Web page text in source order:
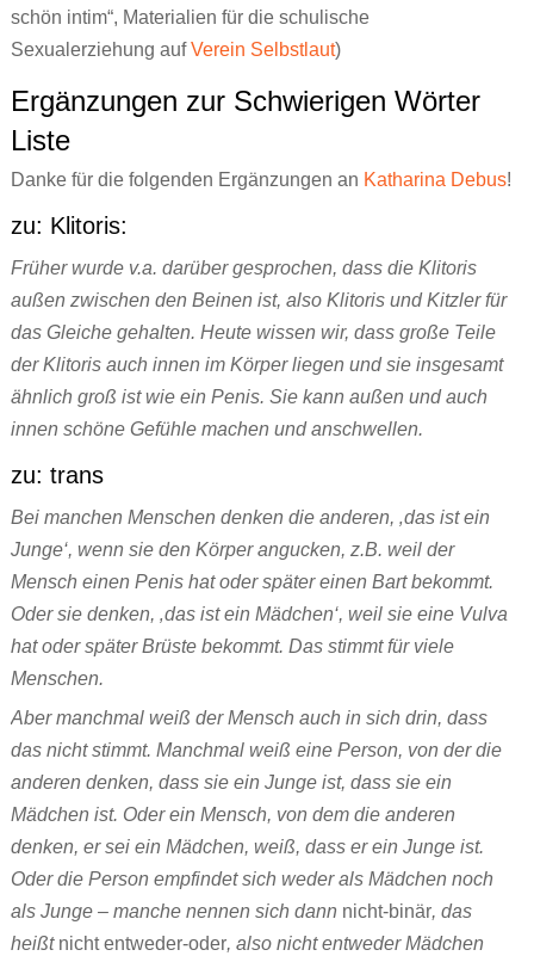
schön intim“, Materialien für die schulische
Sexualerziehung aufVerein Selbstlaut)
Ergänzungen zur Schwierigen Wörter
Liste
Danke für die folgenden Ergänzungen an Katharina Debus!
zu: Klitoris:
Früher wurde v.a. darüber gesprochen, dass die Klitoris
außen zwischen den Beinen ist, also Klitoris und Kitzler für
das Gleiche gehalten. Heute wissen wir, dass große Teile
der Klitoris auch innen im Körper liegen und sie insgesamt
ähnlich groß ist wie ein Penis. Sie kann außen und auch
innen schöne Gefühle machen und anschwellen.
zu: trans
Bei manchen Menschen denken die anderen, ‚das ist ein
Junge‘, wenn sie den Körper angucken, z.B. weil der
Mensch einen Penis hat oder später einen Bart bekommt.
Oder sie denken, ‚das ist ein Mädchen‘, weil sie eine Vulva
hat oder später Brüste bekommt. Das stimmt für viele
Menschen.
Aber manchmal weiß der Mensch auch in sich drin, dass
das nicht stimmt. Manchmal weiß eine Person, von der die
anderen denken, dass sie ein Junge ist, dass sie ein
Mädchen ist. Oder ein Mensch, von dem die anderen
denken, er sei ein Mädchen, weiß, dass er ein Junge ist.
Oder die Person empfindet sich weder als Mädchen noch
als Junge – manche nennen sich dann nicht-binär, das
heißt nicht entweder-oder, also nicht entweder Mädchen